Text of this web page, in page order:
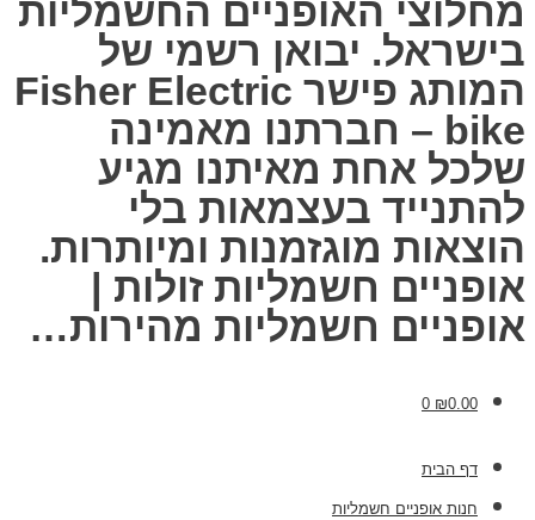
מחלוצי האופניים החשמליות
בישראל. יבואן רשמי של
המותג פישר Fisher Electric
bike – חברתנו מאמינה
שלכל אחת מאיתנו מגיע
להתנייד בעצמאות בלי
הוצאות מוגזמנות ומיותרות.
אופניים חשמליות זולות |
אופניים חשמליות מהירות…
₪0.00
0
דף הבית
חנות אופניים חשמליות